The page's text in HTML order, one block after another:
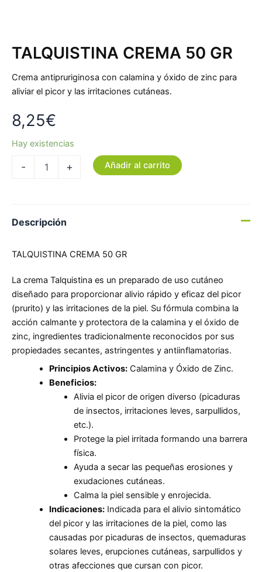
TALQUISTINA CREMA 50 GR
Crema antipruriginosa con calamina y óxido de zinc para
aliviar el picor y las irritaciones cutáneas.
8,25€
Hay existencias
- + Añadir al carrito
Descripción
TALQUISTINA CREMA 50 GR
La crema Talquistina es un preparado de uso cutáneo
diseñado para proporcionar alivio rápido y eficaz del picor
(prurito) y las irritaciones de la piel. Su fórmula combina la
acción calmante y protectora de la calamina y el óxido de
zinc, ingredientes tradicionalmente reconocidos por sus
propiedades secantes, astringentes y antiinflamatorias.
Principios Activos:Calamina y Óxido de Zinc.
Beneficios:
Alivia el picor de origen diverso (picaduras
de insectos, irritaciones leves, sarpullidos,
etc.).
Protege la piel irritada formando una barrera
física.
Ayuda a secar las pequeñas erosiones y
exudaciones cutáneas.
Calma la piel sensible y enrojecida.
Indicaciones:Indicada para el alivio sintomático
del picor y las irritaciones de la piel, como las
causadas por picaduras de insectos, quemaduras
solares leves, erupciones cutáneas, sarpullidos y
otras afecciones que cursan con picor.